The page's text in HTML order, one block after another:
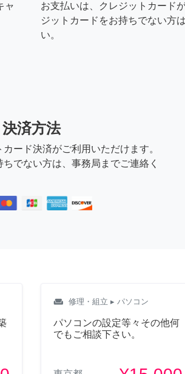
ャ
お支払いは、クレジットカード
ジットカードをお持ちでない方
い。
決済方法
ード決済がご利用いただけます。
でない方は、事務局までご連絡く
weekend 修理・組立 ▸ パソコン
パソコンの設定等々その他何
でもご相談下さい。